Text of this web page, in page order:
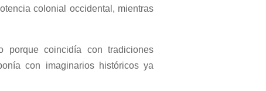
colonial occidental, mientras
porque coincidía con tradiciones
con imaginarios históricos ya